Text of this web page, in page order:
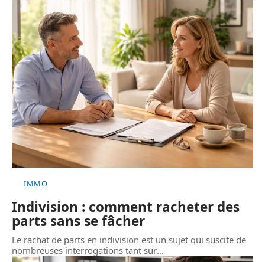
IMMO
Indivision : comment racheter des
parts sans se fâcher
Le rachat de parts en indivision est un sujet qui suscite de
nombreuses interrogations tant sur…